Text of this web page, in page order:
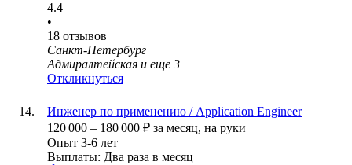
4.4
•
18 отзывов
Санкт-Петербург
Адмиралтейская и еще 3
Откликнуться
Инженер по применению / Application Engineer
120 000 – 180 000 ₽ за месяц, на руки
Опыт 3-6 лет
Выплаты: Два раза в месяц